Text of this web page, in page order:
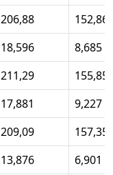
206,88
152,86
18,596
8,685
211,29
155,85
17,881
9,227
209,09
157,35
13,876
6,901